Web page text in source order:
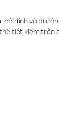
cố định và di
tiết kiệm trên